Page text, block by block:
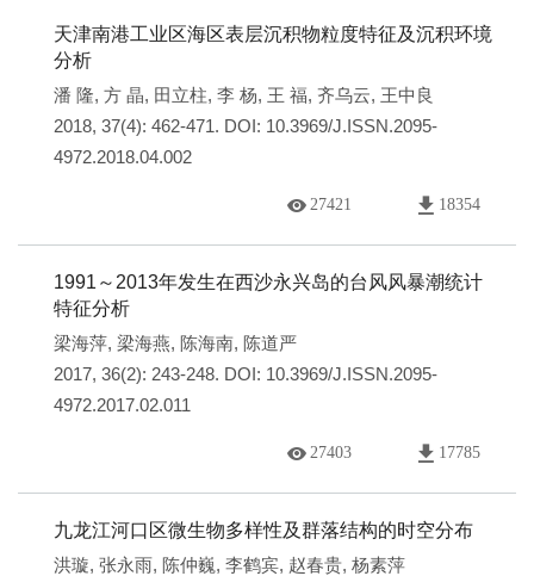
天津南港工业区海区表层沉积物粒度特征及沉积环境
分析
潘 隆, 方 晶, 田立柱, 李 杨, 王 福, 齐乌云, 王中良
2018, 37(4): 462-471. DOI: 10.3969/J.ISSN.2095-
4972.2018.04.002
27421 18354
1991～2013年发生在西沙永兴岛的台风风暴潮统计
特征分析
梁海萍, 梁海燕, 陈海南, 陈道严
2017, 36(2): 243-248. DOI: 10.3969/J.ISSN.2095-
4972.2017.02.011
27403 17785
九龙江河口区微生物多样性及群落结构的时空分布
洪璇, 张永雨, 陈仲巍, 李鹤宾, 赵春贵, 杨素萍